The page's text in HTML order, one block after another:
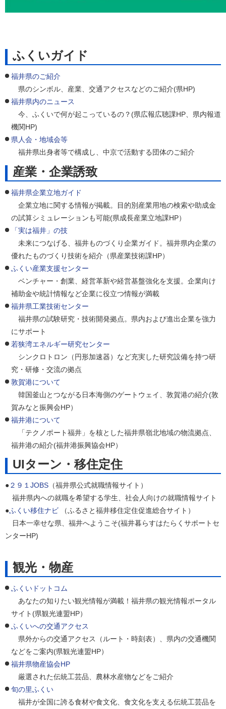
ふくいガイド
福井県のご紹介
県のシンボル、産業、交通アクセスなどのご紹介(県HP)
福井県内のニュース
今、ふくいで何が起こっているの？(県広報広聴課HP、県内報道
機関HP)
県人会・地域会等
福井県出身者等で構成し、中京で活動する団体のご紹介
産業・企業誘致
福井県企業立地ガイド
企業立地に関する情報が掲載。目的別産業用地の検索や助成金
の試算シミュレーションも可能(県成長産業立地課HP）
「実は福井」の技
未来につなげる、福井ものづくり企業ガイド。福井県内企業の
優れたものづくり技術を紹介（県産業技術課HP）
ふくい産業支援センター
ベンチャー・創業、経営革新や経営基盤強化を支援。企業向け
補助金や統計情報など企業に役立つ情報が満載
福井県工業技術センター
福井県の試験研究・技術開発拠点。県内および進出企業を強力
にサポート
若狭湾エネルギー研究センター
シンクロトロン（円形加速器）など充実した研究設備を持つ研
究・研修・交流の拠点
敦賀港について
韓国釜山とつながる日本海側のゲートウェイ、敦賀港の紹介(敦
賀みなと振興会HP）
福井港について
「テクノポート福井」を核とした福井県嶺北地域の物流拠点、
福井港の紹介(福井港振興協会HP）
UIターン・移住定住
●２９１JOBS （福井県公式就職情報サイト）
福井県内への就職を希望する学生、社会人向けの就職情報サイト
●ふくい移住ナビ
（ふるさと福井移住定住促進総合サイト）
日本一幸せな県、福井へようこそ(福井暮らすはたらくサポートセ
ンターHP)
観光・物産
ふくいドットコム
あなたの知りたい観光情報が満載！福井県の観光情報ポータル
サイト(県観光連盟HP）
ふくいへの交通アクセス
県外からの交通アクセス（ルート・時刻表）、県内の交通機関
などをご案内(県観光連盟HP）
福井県物産協会HP
厳選された伝統工芸品、農林水産物などをご紹介
旬の里ふくい
福井が全国に誇る食材や食文化、食文化を支える伝統工芸品を